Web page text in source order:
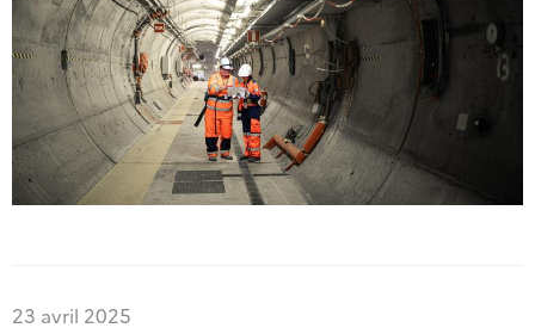
23 avril 2025